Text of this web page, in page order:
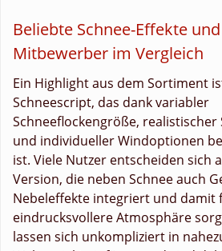
Beliebte Schnee-Effekte
Mitbewerber im Vergleich
Ein Highlight aus dem Sortiment
Schneescript, das dank variabler
Schneeflockengröße,
und individueller Windoptionen
ist. Viele Nutzer entscheiden sich
Version, die neben Schnee auch
Nebeleffekte integriert und damit
eindrucksvollere Atmosphäre
lassen sich unkompliziert in